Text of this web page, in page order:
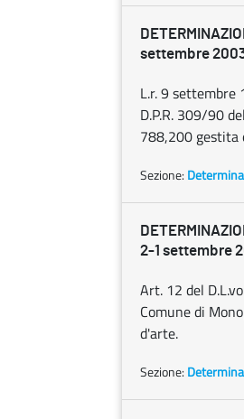
settembre
L.r. 9
D.P.R. 309/90
788,200 gestita
Sezione:
2-1 settembre
Art. 12 del
Comune di
d'arte.
Sezione: